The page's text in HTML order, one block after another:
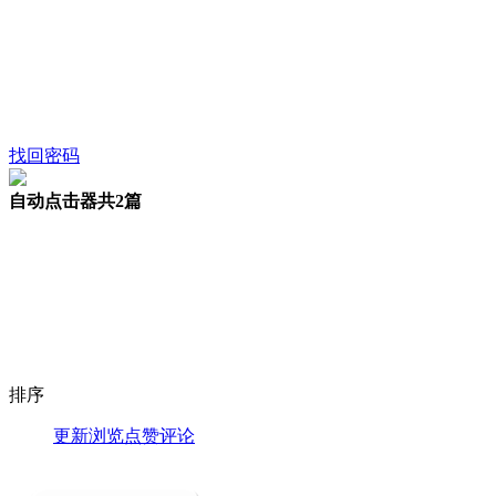
找回密码
自动点击器共2篇
排序
更新浏览点赞评论